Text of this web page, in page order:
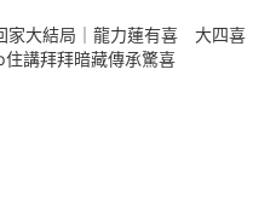
家大結局｜龍力蓮有喜 大四喜
住講拜拜暗藏傳承驚喜